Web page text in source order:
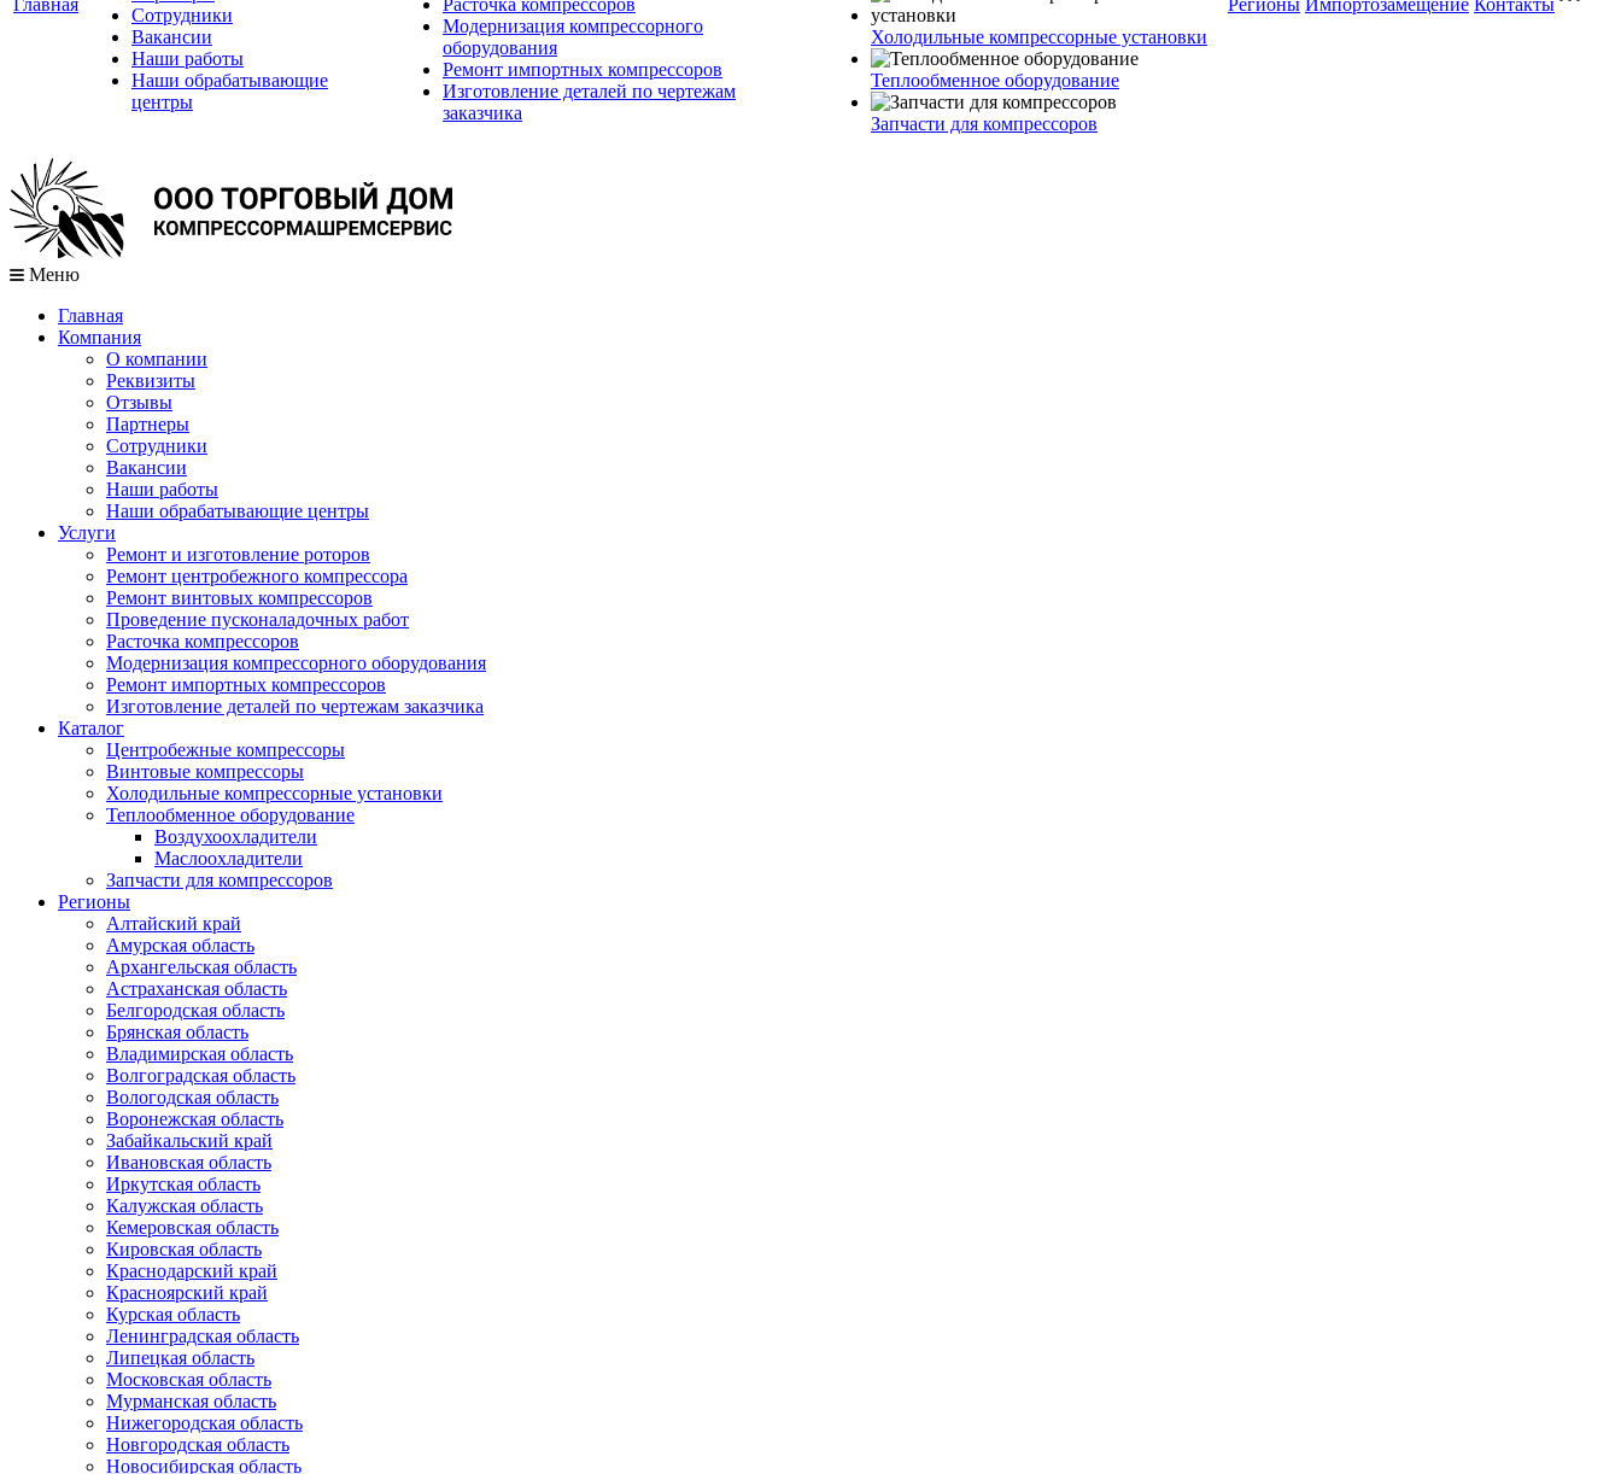
Главная
Сотрудники
Вакансии
Наши работы
Наши обрабатывающие
центры
Расточка компрессоров
Модернизация компрессорного
оборудования
Ремонт импортных компрессоров
Изготовление деталей по чертежам
заказчика
Холодильные компрессорные установки
Теплообменное оборудование
Запчасти для компрессоров
Регионы Импортозамещение Контакты
Меню
Главная
Компания
О компании
Реквизиты
Отзывы
Партнеры
Сотрудники
Вакансии
Наши работы
Наши обрабатывающие центры
Услуги
Ремонт и изготовление роторов
Ремонт центробежного компрессора
Ремонт винтовых компрессоров
Проведение пусконаладочных работ
Расточка компрессоров
Модернизация компрессорного оборудования
Ремонт импортных компрессоров
Изготовление деталей по чертежам заказчика
Каталог
Центробежные компрессоры
Винтовые компрессоры
Холодильные компрессорные установки
Теплообменное оборудование
Воздухоохладители
Маслоохладители
Запчасти для компрессоров
Регионы
Алтайский край
Амурская область
Архангельская область
Астраханская область
Белгородская область
Брянская область
Владимирская область
Волгоградская область
Вологодская область
Воронежская область
Забайкальский край
Ивановская область
Иркутская область
Калужская область
Кемеровская область
Кировская область
Краснодарский край
Красноярский край
Курская область
Ленинградская область
Липецкая область
Московская область
Мурманская область
Нижегородская область
Новгородская область
Новосибирская область